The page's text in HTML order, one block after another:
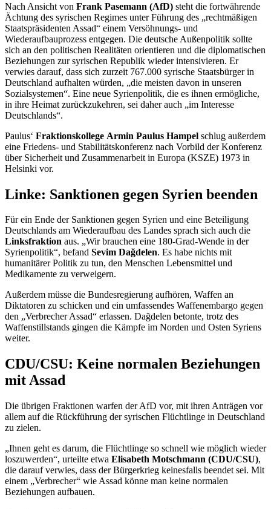
Nach Ansicht von Frank Pasemann (AfD) steht die fortwährende
Ächtung des syrischen Regimes unter Führung des „rechtmäßigen
Staatspräsidenten Assad“ einem Versöhnungs- und
Wiederaufbauprozess entgegen. Die deutsche Außenpolitik sollte
sich an den politischen Realitäten orientieren und die diplomatischen
Beziehungen zur syrischen Republik wieder intensivieren. Er
verwies darauf, dass sich zurzeit 767.000 syrische Staatsbürger in
Deutschland aufhalten würden, „die meisten davon in unseren
Sozialsystemen“. Eine neue Syrienpolitik, die es ihnen ermögliche,
in ihre Heimat zurückzukehren, sei daher auch „im Interesse
Deutschlands“.
Paulus‘ Fraktionskollege Armin Paulus Hampel schlug außerdem
eine Friedens- und Stabilitätskonferenz nach Vorbild der Konferenz
über Sicherheit und Zusammenarbeit in Europa (KSZE) 1973 in
Helsinki vor.
Linke: Sanktionen gegen Syrien beenden
Für ein Ende der Sanktionen gegen Syrien und eine Beteiligung
Deutschlands am Wiederaufbau des Landes sprach sich auch die
Linksfraktion aus. „Wir brauchen eine 180-Grad-Wende in der
Syrienpolitik“, befand Sevim Dağdelen. Es habe nichts mit
humanitärer Politik zu tun, den Menschen Lebensmittel und
Medikamente zu verweigern.
Außerdem müsse die Bundesregierung aufhören, Waffen an
Diktatoren zu schicken und ein umfassendes Waffenembargo gegen
den „Verbrecher Assad“ erlassen. Dağdelen betonte, trotz des
Waffenstillstands gingen die Kämpfe im Norden und Osten Syriens
weiter.
CDU/CSU: Keine normalen Beziehungen
mit Assad
Die übrigen Fraktionen warfen der AfD vor, mit ihren Anträgen vor
allem auf die Rückführung der syrischen Flüchtlinge in Deutschland
zu zielen.
„Ihnen geht es darum, die Flüchtlinge so schnell wie möglich wieder
loszuwerden“, urteilte etwa Elisabeth Motschmann (CDU/CSU),
die darauf verwies, dass der Bürgerkrieg keinesfalls beendet sei. Mit
einem „Verbrecher“ wie Assad könne man keine normalen
Beziehungen aufbauen.